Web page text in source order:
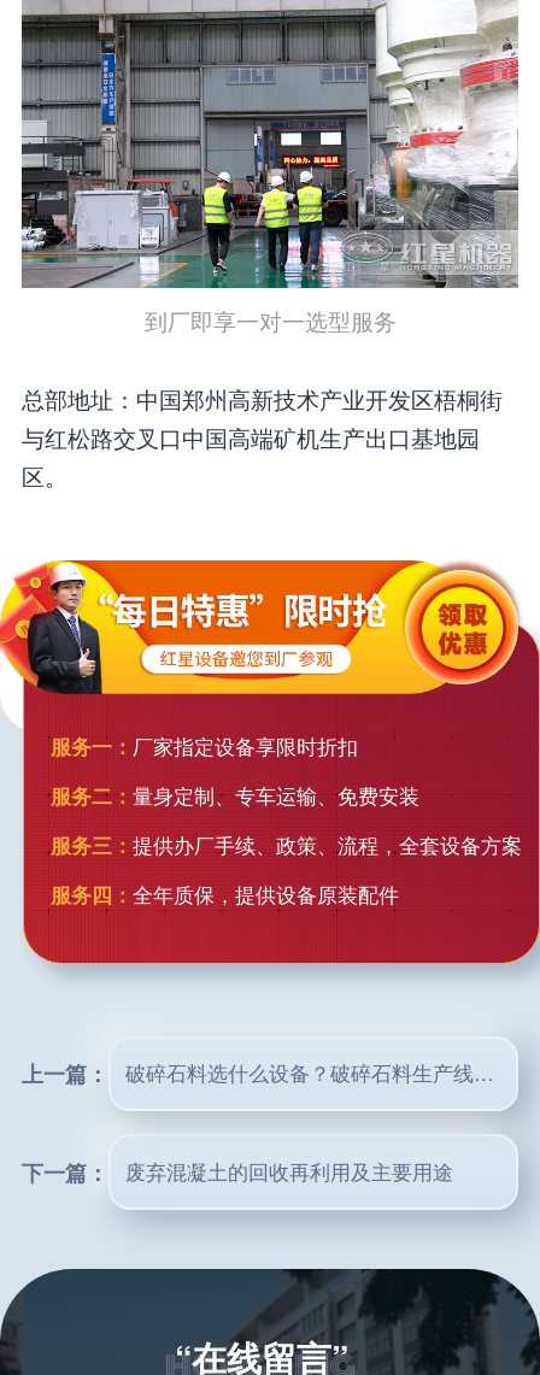
到厂即享一对一选型服务
总部地址：中国郑州高新技术产业开发区梧桐街
与红松路交叉口中国高端矿机生产出口基地园
区。
服务一： 厂家指定设备享限时折扣
服务二： 量身定制、专车运输、免费安装
服务三： 提供办厂手续、政策、流程，全套设备方案
服务四： 全年质保，提供设备原装配件
上一篇： 破碎石料选什么设备？破碎石料生产线设计方案_请查收！
下一篇： 废弃混凝土的回收再利用及主要用途
“在线留言”